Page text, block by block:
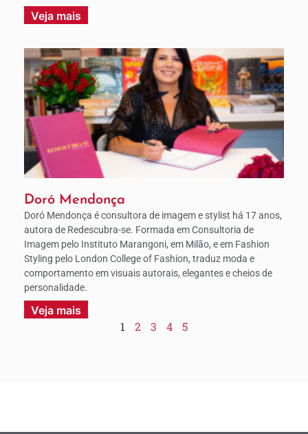
Veja mais
Doró Mendonça
Doró Mendonça é consultora de imagem e stylist há 17 anos,
autora de Redescubra-se. Formada em Consultoria de
Imagem pelo Instituto Marangoni, em Milão, e em Fashion
Styling pelo London College of Fashion, traduz moda e
comportamento em visuais autorais, elegantes e cheios de
personalidade.
Veja mais
1 2 3 4 5